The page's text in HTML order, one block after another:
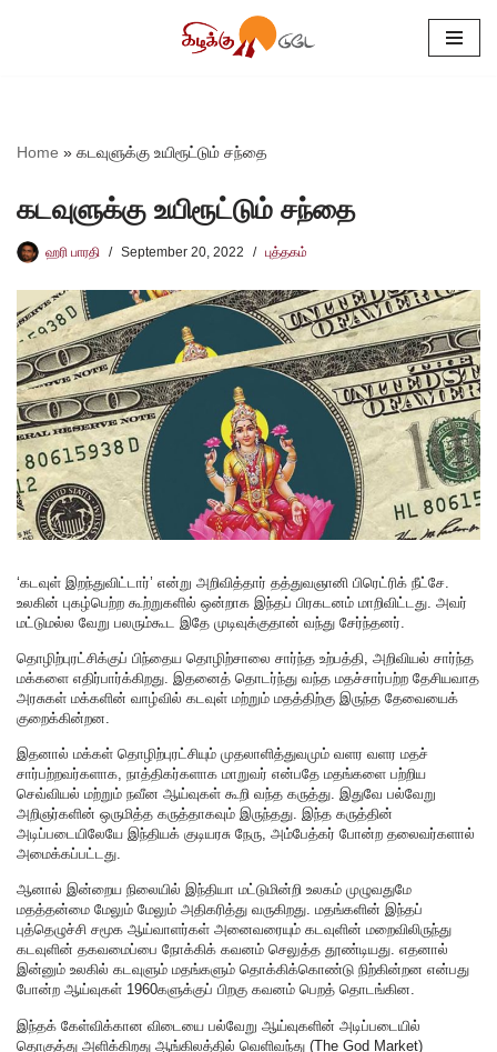
Home » கடவுளுக்கு உயிரூட்டும் சந்தை
கடவுளுக்கு உயிரூட்டும் சந்தை
ஹரி பாரதி September 20, 2022 புத்தகம்
‘கடவுள் இறந்துவிட்டார்’ என்று அறிவித்தார் தத்துவஞானி பிரெட்ரிக் நீட்சே.
உலகின் புகழ்பெற்ற கூற்றுகளில் ஒன்றாக இந்தப் பிரகடனம் மாறிவிட்டது. அவர்
மட்டுமல்ல வேறு பலரும்கூட இதே முடிவுக்குதான் வந்து சேர்ந்தனர்.
தொழிற்புரட்சிக்குப் பிந்தைய தொழிற்சாலை சார்ந்த உற்பத்தி, அறிவியல் சார்ந்த
மக்களை எதிர்பார்க்கிறது. இதனைத் தொடர்ந்து வந்த மதச்சார்பற்ற தேசியவாத
அரசுகள் மக்களின் வாழ்வில் கடவுள் மற்றும் மதத்திற்கு இருந்த தேவையைக்
குறைக்கின்றன.
இதனால் மக்கள் தொழிற்புரட்சியும் முதலாளித்துவமும் வளர வளர மதச்
சார்பற்றவர்களாக, நாத்திகர்களாக மாறுவர் என்பதே மதங்களை பற்றிய
செவ்வியல் மற்றும் நவீன ஆய்வுகள் கூறி வந்த கருத்து. இதுவே பல்வேறு
அறிஞர்களின் ஒருமித்த கருத்தாகவும் இருந்தது. இந்த கருத்தின்
அடிப்படையிலேயே இந்தியக் குடியரசு நேரு, அம்பேத்கர் போன்ற தலைவர்களால்
அமைக்கப்பட்டது.
ஆனால் இன்றைய நிலையில் இந்தியா மட்டுமின்றி உலகம் முழுவதுமே
மதத்தன்மை மேலும் மேலும் அதிகரித்து வருகிறது. மதங்களின் இந்தப்
புத்தெழுச்சி சமூக ஆய்வாளர்கள் அனைவரையும் கடவுளின் மறைவிலிருந்து
கடவுளின் தகவமைப்பை நோக்கிக் கவனம் செலுத்த தூண்டியது. எதனால்
இன்னும் உலகில் கடவுளும் மதங்களும் தொக்கிக்கொண்டு நிற்கின்றன என்பது
போன்ற ஆய்வுகள் 1960களுக்குப் பிறகு கவனம் பெறத் தொடங்கின.
இந்தக் கேள்விக்கான விடையை பல்வேறு ஆய்வுகளின் அடிப்படையில்
தொகுத்து அளிக்கிறது ஆங்கிலத்தில் வெளிவந்து (The God Market)